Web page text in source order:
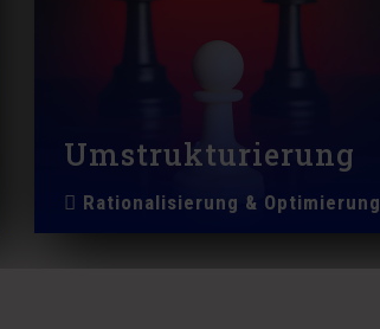
Umstrukturierung
Rationalisierung & Optimierung